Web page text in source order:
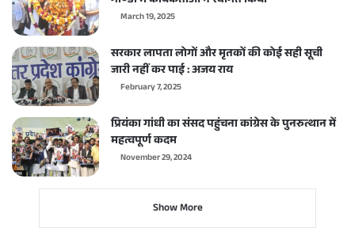
March 19, 2025
सरकार लापता लोगों और मृतकों की कोई सही सूची
जारी नहीं कर पाई : अजय राय
February 7, 2025
प्रियंका गांधी का संसद पहुंचना कांग्रेस के पुनरुत्थान में
महत्वपूर्ण कदम
November 29, 2024
Show More